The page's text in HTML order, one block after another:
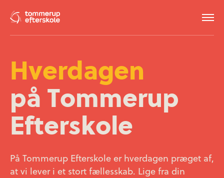
Hverdagen
på Tommerup
Efterskole
På Tommerup Efterskole er hverdagen præget af,
at vi lever i et stort fællesskab. Lige fra din